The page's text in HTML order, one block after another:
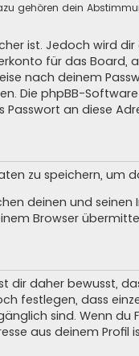
gehören dein
ist. Jedoch wird
für das
nach deinem
Die phpBB-
an diese
zu speichern, um
deinen und seinen
Browser
dir daher bewusst,
festlegen, dass
sind. Wenn du
aus deinem